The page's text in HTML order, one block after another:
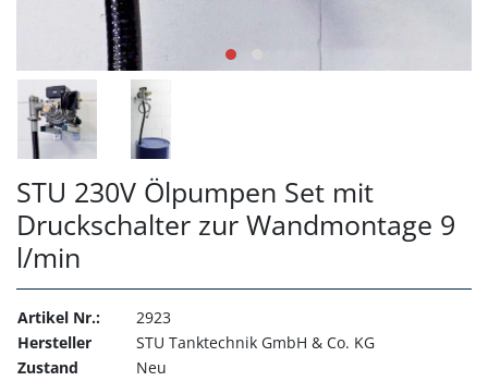
STU 230V Ölpumpen Set mit
Druckschalter zur Wandmontage 9
l/min
Artikel Nr.:
2923
Hersteller
STU Tanktechnik GmbH & Co. KG
Zustand
Neu